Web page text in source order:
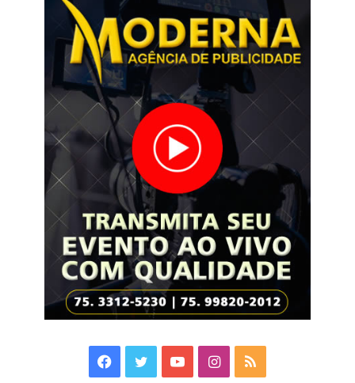
Facebook
TwitterYouTubeInstagram
RSS